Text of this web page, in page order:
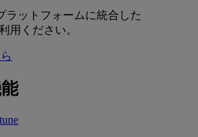
ラットフォームに統合した
用ください。